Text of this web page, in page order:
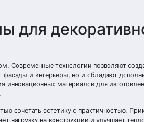
для
Современные технологии позволяют
фасады и интерьеры, но и обладают
инновационных материалов для
сочетать эстетику с практичностью.
нагрузку на конструкции и улучшает